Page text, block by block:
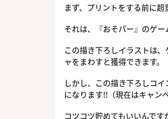
まず、プリントをする前に
それは、『おそパー』のゲ
この描き下ろしイラストは
ャをまわすと獲得できます。
しかし、この描き下ろしコ
になります!!（現在はキャン
コツコツ貯めてもいいんで